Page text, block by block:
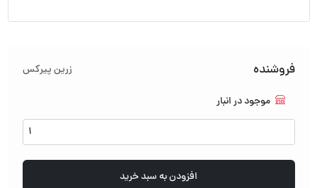
فروشنده زرین پیرکس
موجود در انبار
اتوکلاو
کلاس
افزودن به سبد خرید